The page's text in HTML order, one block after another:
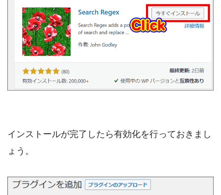
インストールが完了したら有効化を行っておきまし
ょう。